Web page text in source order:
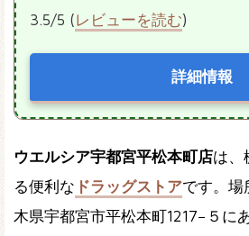
3.5/5 (レビューを読む)
詳細情報
ウエルシア宇都宮平松本町店は、
る便利な ドラッグストアです。
木県宇都宮市平松本町1217−５に